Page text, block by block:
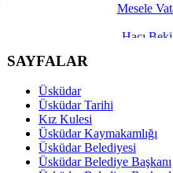
Mesele
Hacı
Dünya Fani, Ama
Hukukun
SAYFALAR
Üsküdar
Üsküdar Tarihi
Kız Kulesi
Üsküdar Kaymakamlığı
Üsküdar Belediyesi
Üsküdar Belediye Başkanı